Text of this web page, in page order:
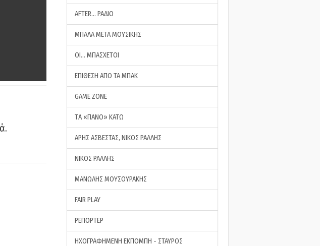
AFTER… ΡΑΔΙΟ
ΜΠΑΛΑ ΜΕΤΑ ΜΟΥΣΙΚΗΣ
ΟΙ… ΜΠΑΣΧΕΤΟΙ
ΕΠΙΘΕΣΗ ΑΠΟ ΤΑ ΜΠΑΚ
GAME ZONE
ΤA «ΠΑΝΟ» ΚΑΤΩ
ΑΡΗΣ ΑΣΒΕΣΤΑΣ, ΝΙΚΟΣ ΡΑΛΛΗΣ
ΝΙΚΟΣ ΡΑΛΛΗΣ
ΜΑΝΩΛΗΣ ΜΟΥΣΟΥΡΑΚΗΣ
FAIR PLAY
ΡΕΠΟΡΤΕΡ
ΗΧΟΓΡΑΦΗΜΕΝΗ ΕΚΠΟΜΠΗ - ΣΤΑΥΡΟΣ